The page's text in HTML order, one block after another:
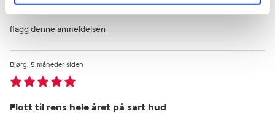
flagg denne anmeldelsen
Flott til rens hele året på sart hud
5 måneder siden
Bjørg